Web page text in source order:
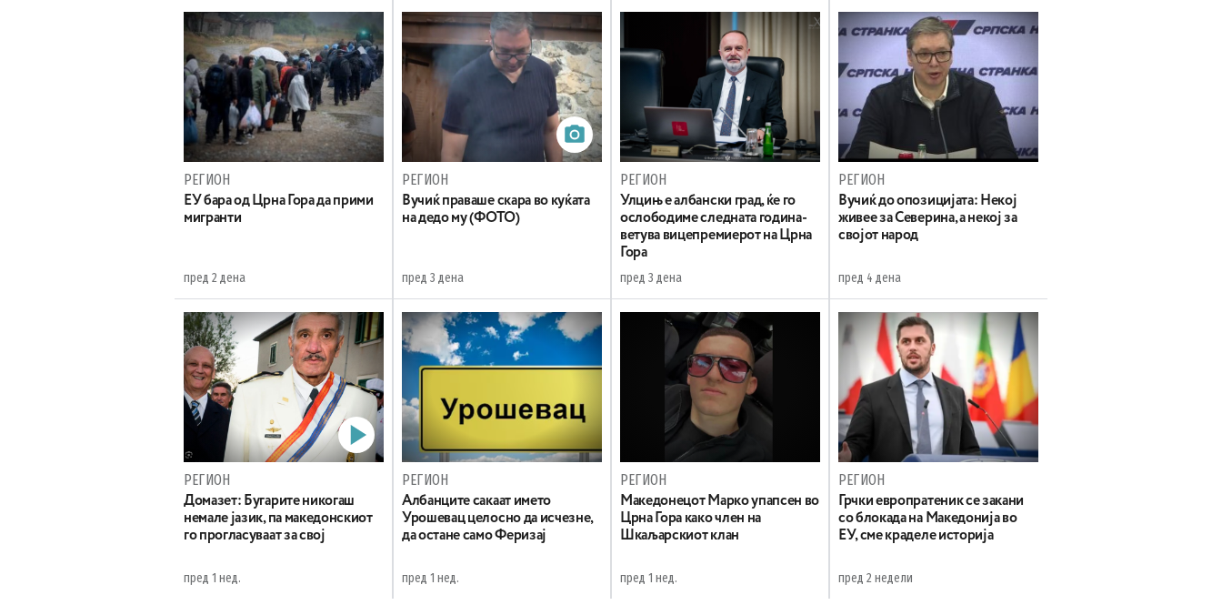
РЕГИОН
EУ бара од Црна Гора да прими
мигранти
пред 2 дена
РЕГИОН
Вучиќ праваше скара во куќата
на дедо му (ФОТО)
пред 3 дена
РЕГИОН
Улцињ е албански град, ќе го
ослободиме следната година-
ветува вицепремиерот на Црна
Гора
пред 3 дена
РЕГИОН
Вучиќ до опозицијата: Некој
живее за Северина, а некој за
својот народ
пред 4 дена
РЕГИОН
Домазет: Бугарите никогаш
немале јазик, па македонскиот
го прогласуваат за свој
пред 1 нед.
РЕГИОН
Aлбанците сакаат името
Урошевац целосно да исчезне,
да остане само Феризај
пред 1 нед.
РЕГИОН
Maкедонецот Марко упапсен во
Црна Гора како член на
Шкаљарскиот клан
пред 1 нед.
РЕГИОН
Грчки европратеник се закани
со блокада на Македонија во
ЕУ, сме краделе историја
пред 2 недели